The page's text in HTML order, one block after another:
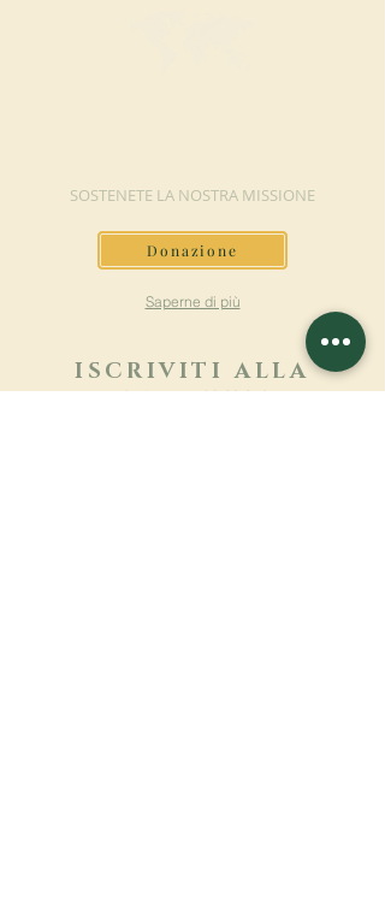
SOSTENETE LA NOSTRA MISSIONE
Donazione
Saperne di più
ISCRIVITI ALLA
NEWSLETTER